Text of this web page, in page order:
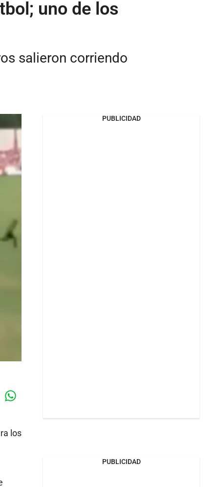
uno de los
salieron corriendo
los
PUBLICIDAD
PUBLICIDAD